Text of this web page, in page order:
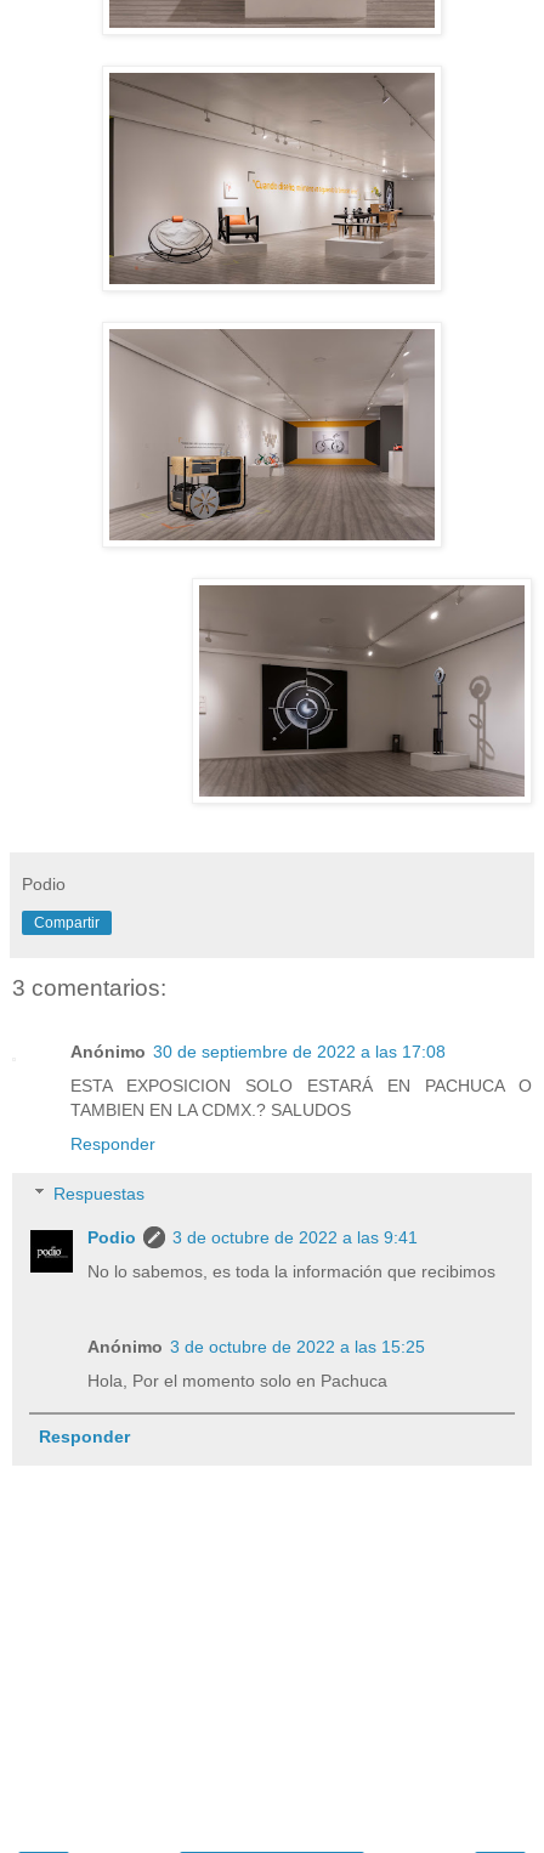
Podio
Compartir
3 comentarios:
Anónimo 30 de septiembre de 2022 a las 17:08
ESTA EXPOSICION SOLO ESTARÁ EN PACHUCA O
TAMBIEN EN LA CDMX.? SALUDOS
Responder
Respuestas
Podio
3 de octubre de 2022 a las 9:41
No lo sabemos, es toda la información que recibimos
Anónimo 3 de octubre de 2022 a las 15:25
Hola, Por el momento solo en Pachuca
Responder